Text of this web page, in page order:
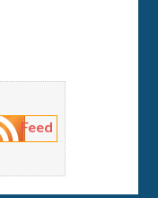
Feed